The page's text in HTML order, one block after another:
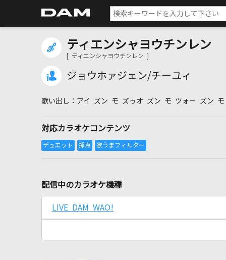
ティエンシャヨウチンレン
[ ティエンシャヨウチンレン ]
ジョウホァジェン/チーユィ
アイ ズン モ ズゥオ ズン モ ツォー ズン
対応カラオケコンテンツ
配信中のカラオケ機種
LIVE DAM WAO!